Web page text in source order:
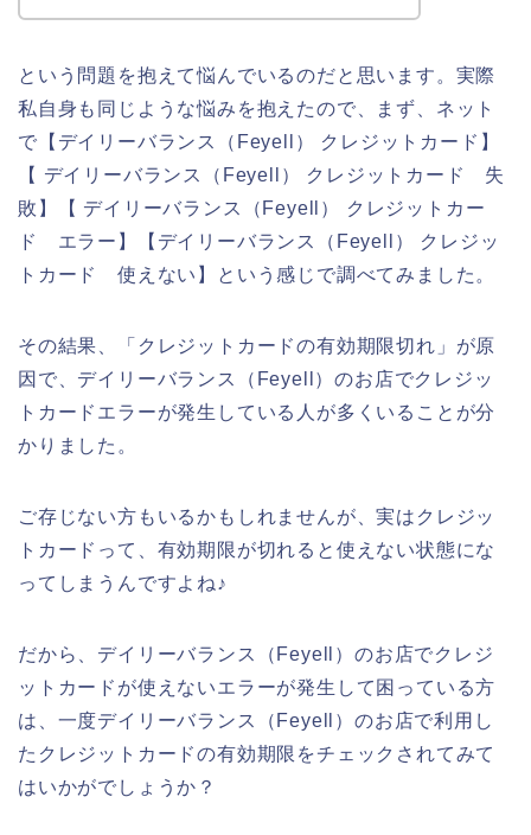
という問題を抱えて悩んでいるのだと思います。実際
私自身も同じような悩みを抱えたので、まず、ネット
で【デイリーバランス（Feyell） クレジットカード】
【 デイリーバランス（Feyell） クレジットカード 失
敗】【 デイリーバランス（Feyell） クレジットカー
ド エラー】【デイリーバランス（Feyell） クレジッ
トカード 使えない】という感じで調べてみました。
その結果、「クレジットカードの有効期限切れ」が原
因で、デイリーバランス（Feyell）のお店でクレジッ
トカードエラーが発生している人が多くいることが分
かりました。
ご存じない方もいるかもしれませんが、実はクレジッ
トカードって、有効期限が切れると使えない状態にな
ってしまうんですよね♪
だから、デイリーバランス（Feyell）のお店でクレジ
ットカードが使えないエラーが発生して困っている方
は、一度デイリーバランス（Feyell）のお店で利用し
たクレジットカードの有効期限をチェックされてみて
はいかがでしょうか？